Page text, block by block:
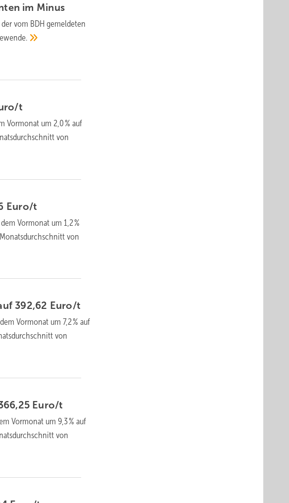
im Minus
vom BDH ge­mel­de­ten
t
Vor­mo­nat um 2,0 % auf
von
Euro/t
Vor­mo­nat um 1,2 %
von
392,62 Euro/t
Vor­mo­nat um 7,2 % auf
von
Euro/t
Vor­mo­nat um 9,3 % auf
von